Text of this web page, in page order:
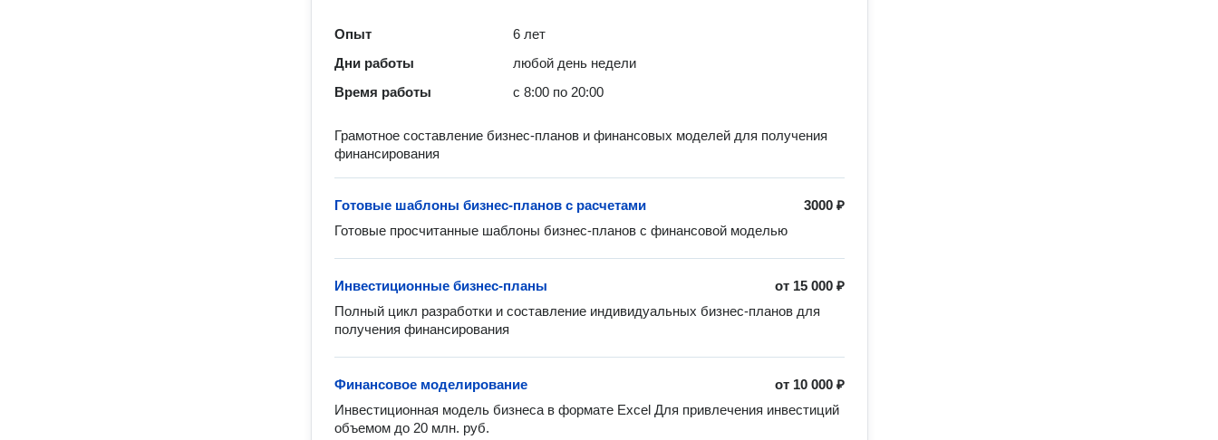
Опыт
6 лет
Дни работы
любой день недели
Время работы
с 8:00 по 20:00
Грамотное составление бизнес-планов и финансовых моделей для получения
финансирования
3000 ₽
Готовые шаблоны бизнес-планов с расчетами
Готовые просчитанные шаблоны бизнес-планов с финансовой моделью
от 15 000 ₽
Инвестиционные бизнес-планы
Полный цикл разработки и составление индивидуальных бизнес-планов для
получения финансирования
от 10 000 ₽
Финансовое моделирование
Инвестиционная модель бизнеса в формате Excel Для привлечения инвестиций
объемом до 20 млн. руб.